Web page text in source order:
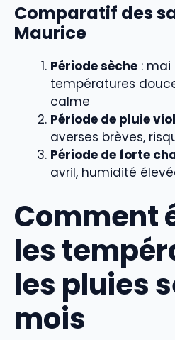
Comparatif des
Maurice
Période sèche : mai
températures
calme
Période de pluie
averses brèves,
Période de forte
avril, humidité
Comment
les
les pluies
mois